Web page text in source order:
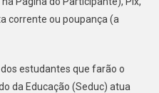
corrente ou poupança (a
estudantes que farão o
da Educação (Seduc) atua